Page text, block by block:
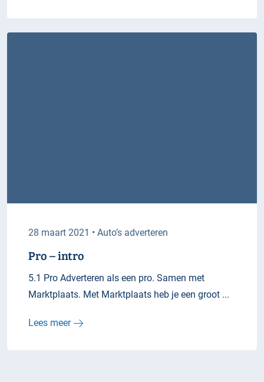
28 maart 2021 • Auto’s adverteren
Pro – intro
5.1 Pro Adverteren als een pro. Samen met
Marktplaats. Met Marktplaats heb je een groot ...
Lees meer